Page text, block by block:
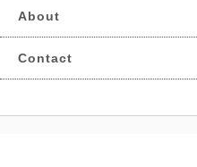
About
Contact